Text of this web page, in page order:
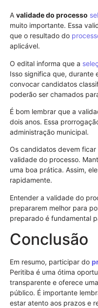
A validade do processo
muito importante. Essa
que o resultado do
aplicável.
O edital informa que a
Isso significa que, durante
convocar candidatos
poderão ser chamados
É bom lembrar que a
dois anos. Essa
administração municipal.
Os candidatos devem
validade do processo.
uma boa prática. Assim,
rapidamente.
Entender a validade do
prepararem melhor para
preparado é fundamental
Conclusão
Em resumo, participar do
Peritiba é uma ótima
transparente e oferece
público. É importante
estar atento aos prazos e